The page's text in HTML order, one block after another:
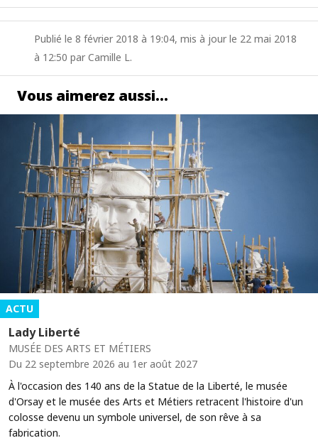
Publié le 8 février 2018 à 19:04, mis à jour le 22 mai 2018
à 12:50 par Camille L.
Vous aimerez aussi…
ACTU
Lady Liberté
MUSÉE DES ARTS ET MÉTIERS
Du 22 septembre 2026 au 1er août 2027
À l'occasion des 140 ans de la Statue de la Liberté, le musée
d'Orsay et le musée des Arts et Métiers retracent l'histoire d'un
colosse devenu un symbole universel, de son rêve à sa
fabrication.